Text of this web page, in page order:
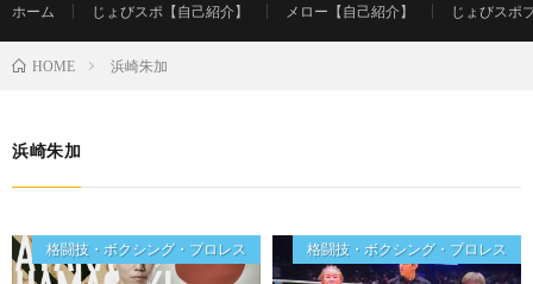
ホーム じょびスポ【自己紹介】 メロー【自己紹介】 じょびスポ
HOME 浜崎朱加
浜崎朱加
格闘技・ボクシング・プロレス 格闘技・ボクシング・プロレス